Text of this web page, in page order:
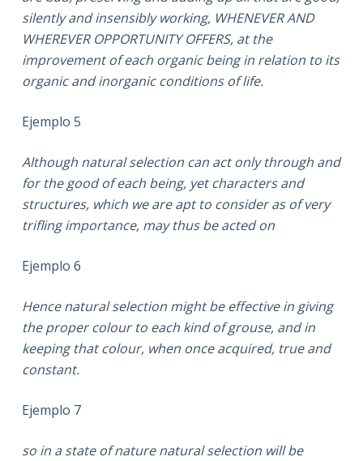
silently and insensibly working, WHENEVER AND
WHEREVER OPPORTUNITY OFFERS, at the
improvement of each organic being in relation to its
organic and inorganic conditions of life.
Ejemplo 5
Although natural selection can act only through and
for the good of each being, yet characters and
structures, which we are apt to consider as of very
trifling importance, may thus be acted on
Ejemplo 6
Hence natural selection might be effective in giving
the proper colour to each kind of grouse, and in
keeping that colour, when once acquired, true and
constant.
Ejemplo 7
so in a state of nature natural selection will be